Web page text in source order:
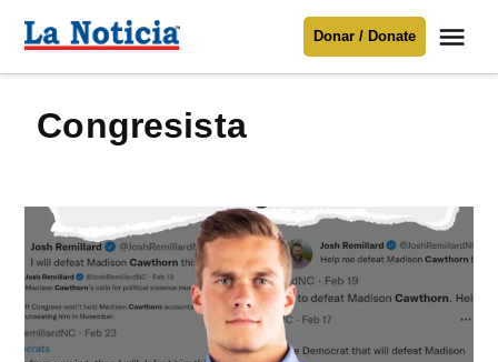
Para mantenerte informado necesitamos
contenido
Noticia
Donar / Donate
congresista